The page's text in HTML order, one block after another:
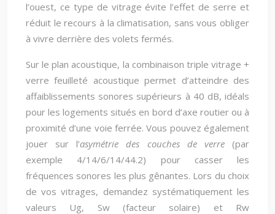
l’ouest, ce type de vitrage évite l’effet de serre et
réduit le recours à la climatisation, sans vous obliger
à vivre derrière des volets fermés.
Sur le plan acoustique, la combinaison triple vitrage +
verre feuilleté acoustique permet d’atteindre des
affaiblissements sonores supérieurs à 40 dB, idéals
pour les logements situés en bord d’axe routier ou à
proximité d’une voie ferrée. Vous pouvez également
jouer sur l’asymétrie des couches de verre(par
exemple 4/14/6/14/44.2) pour casser les
fréquences sonores les plus gênantes. Lors du choix
de vos vitrages, demandez systématiquement les
valeurs Ug, Sw (facteur solaire) et Rw